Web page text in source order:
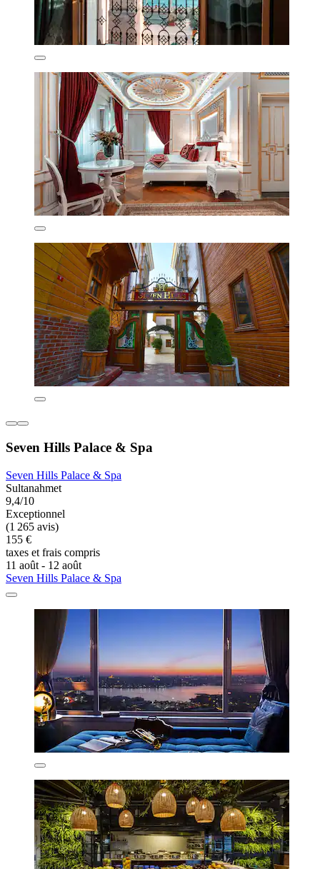
Seven Hills Palace & Spa
Seven Hills Palace & Spa
Sultanahmet
9,4/10
Exceptionnel
(1 265 avis)
155 €
taxes et frais compris
11 août - 12 août
Seven Hills Palace & Spa